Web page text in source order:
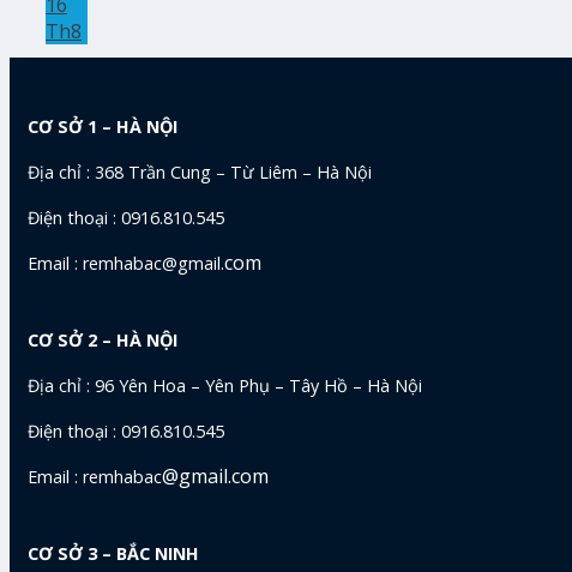
Th8
CƠ SỞ 1 – HÀ NỘI
Địa chỉ : 368 Trần Cung – Từ Liêm – Hà Nội
Điện thoại : 0916.810.545
Email : remhabac@gmail.com
CƠ SỞ 2 – HÀ NỘI
Địa chỉ : 96 Yên Hoa – Yên Phụ – Tây Hồ – Hà Nội
Điện thoại : 0916.810.545
Email : remhabac@gmail.com
CƠ SỞ 3 – BẮC NINH